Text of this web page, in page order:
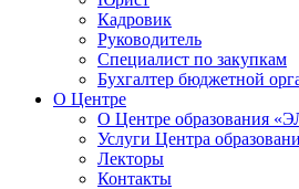
Кадровик
Руководитель
Специалист по закупкам
Бухгалтер бюджетной
О Центре
О Центре образования
Услуги Центра
Лекторы
Контакты